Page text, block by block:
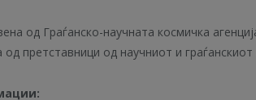
од Граѓанско-научната космичка
претставници од научниот и граѓанскиот